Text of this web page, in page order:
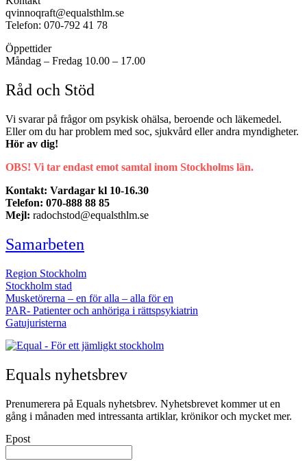
qvinnoqraft@equalsthlm.se
Telefon: 070-792 41 78
Öppettider
Måndag – Fredag 10.00 – 17.00
Råd och Stöd
Vi svarar på frågor om psykisk ohälsa, beroende och läkemedel.
Eller om du har problem med soc, sjukvård eller andra myndigheter.
Hör av dig!
OBS! Vi tar endast emot samtal inom Stockholms län.
Kontakt: Vardagar kl 10-16.30
Telefon: 070-888 88 85
Mejl: radochstod@equalsthlm.se
Samarbeten
Region Stockholm
Stockholm stad
Musketörerna – en för alla – alla för en
PAR- Patienter och anhöriga i rättspsykiatrin
Gatujuristerna
Equals nyhetsbrev
Prenumerera på Equals nyhetsbrev. Nyhetsbrevet kommer ut en
gång i månaden med intressanta artiklar, krönikor och mycket mer.
Epost